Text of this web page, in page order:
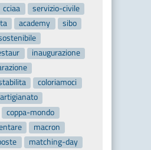
cciaa
servizio-civile
academy
sibo
inaugurazione
coloriamoci
coppa-mondo
macron
matching-day